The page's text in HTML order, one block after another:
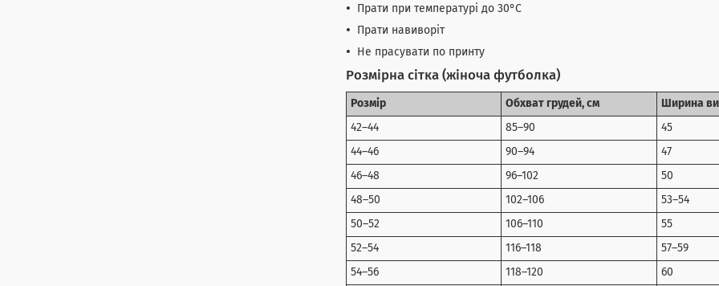
Прати при температурі до 30°C
Прати навиворіт
Не прасувати по принту
Розмірна сітка (жіноча футболка)
Розмір Обхват грудей, см Ширина
42–44 85–90 45
44–46 90–94 47
46–48 96–102 50
48–50 102–106 53–54
50–52 106–110 55
52–54 116–118 57–59
54–56 118–120 60